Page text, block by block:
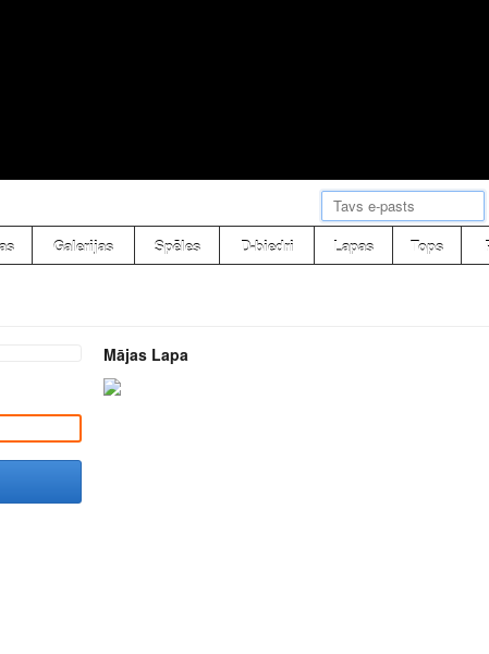
Galerijas Spēles D-biedri Lapas Tops
Mājas Lapa